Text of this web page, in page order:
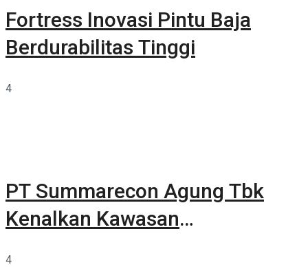
Fortress Inovasi Pintu Baja
Berdurabilitas Tinggi
4
PT Summarecon Agung Tbk
Kenalkan Kawasan
4